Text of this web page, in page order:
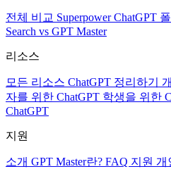
전체 비교 Superpower ChatGPT
Search vs GPT Master
리소스
모든 리소스 ChatGPT 정리하기
자를 위한 ChatGPT 학생을 위한
ChatGPT
지원
소개 GPT Master란? FAQ 지원 개